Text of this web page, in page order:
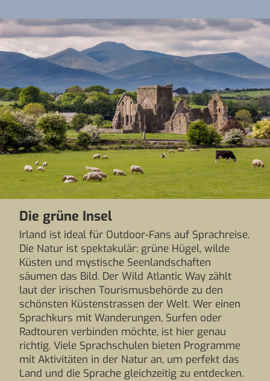
Die grüne Insel
Irland ist ideal für Outdoor-Fans auf Sprachreise.
Die Natur ist spektakulär: grüne Hügel, wilde
Küsten und mystische Seenlandschaften
säumen das Bild. Der Wild Atlantic Way zählt
laut der irischen Tourismusbehörde zu den
schönsten Küstenstrassen der Welt. Wer einen
Sprachkurs mit Wanderungen, Surfen oder
Radtouren verbinden möchte, ist hier genau
richtig. Viele Sprachschulen bieten Programme
mit Aktivitäten in der Natur an, um perfekt das
Land und die Sprache gleichzeitig zu entdecken.